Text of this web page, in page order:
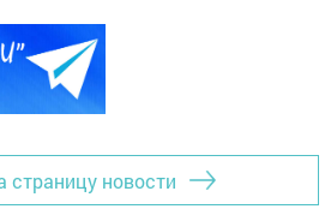
страницу новости